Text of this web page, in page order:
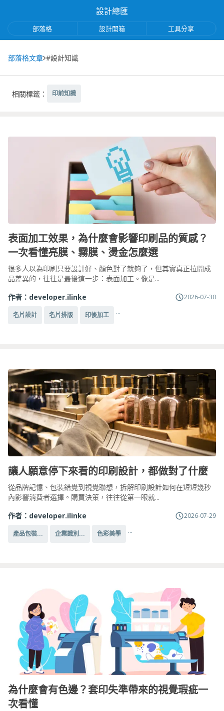
設計總匯
部落格 設計開箱 工具分享
部落格文章 #設計知識
相關標籤： 印前知識
表面加工效果，為什麼會影響印刷品的質感？
一次看懂亮膜、霧膜、燙金怎麼選
很多人以為印刷只要設計好、顏色對了就夠了，但其實真正拉開成
品差異的，往往是最後這一步：表面加工。像是...
作者： developer.ilinke 2026-07-30
名片設計 名片排版 印後加工 ...
讓人願意停下來看的印刷設計，都做對了什麼
從品牌記憶、包裝錯覺到視覺聯想，拆解印刷設計如何在短短幾秒
內影響消費者選擇。購買決策，往往從第一眼就...
作者： developer.ilinke 2026-07-29
產品包裝... 企業識別... 色彩美學 ...
為什麼會有色邊？套印失準帶來的視覺瑕疵一
次看懂